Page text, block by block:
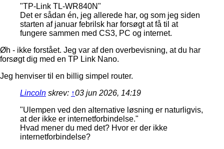
"TP-Link TL-WR840N"
Det er sådan én, jeg allerede har, og som jeg siden
starten af januar febrilsk har forsøgt at få til at
fungere sammen med CS3, PC og internet.
Øh - ikke forstået. Jeg var af den overbevisning, at du har
forsøgt dig med en TP Link Nano.
Jeg henviser til en billig simpel router.
Lincoln skrev: ↑03 jun 2026, 14:19
"Ulempen ved den alternative løsning er naturligvis,
at der ikke er internetforbindelse."
Hvad mener du med det? Hvor er der ikke
internetforbindelse?